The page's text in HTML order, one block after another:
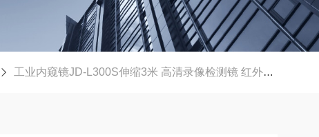
工业内窥镜JD-L300S伸缩3米 高清录像检测镜 红外伸缩视频检查镜